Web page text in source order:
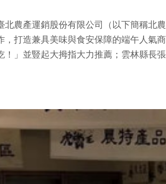
產運銷股份有限公司（以下簡稱北農
，打造兼具美味與食安保障的端午人氣
！」並豎起大拇指大力推薦；雲林縣長